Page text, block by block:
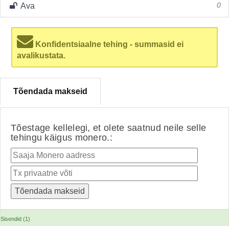
Ava 0
Konfidentsiaalne tehing - summasid ei
avalikustata.
Tõendada makseid
Tõestage kellelegi, et olete saatnud neile selle
tehingu käigus monero.:
Sisendid (1)